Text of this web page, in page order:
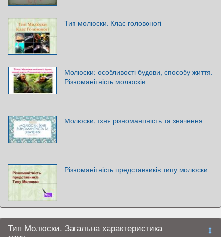
Тип молюски. Клас головоногі
Молюски: особливості будови, способу життя.
Різноманітність молюсків
Молюски, їхня різноманітність та значення
Різноманітність представників типу молюски
Тип Молюски. Загальна характеристика